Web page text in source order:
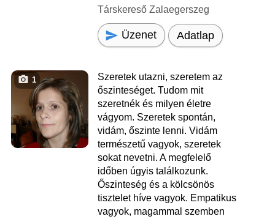
Társkereső Zalaegerszeg
Üzenet Adatlap
1
Szeretek utazni, szeretem az
őszinteséget. Tudom mit
szeretnék és milyen életre
vágyom. Szeretek spontán,
vidám, őszinte lenni. Vidám
természetű vagyok, szeretek
sokat nevetni. A megfelelő
időben úgyis találkozunk.
Őszinteség és a kölcsönös
tisztelet híve vagyok. Empatikus
vagyok, magammal szemben